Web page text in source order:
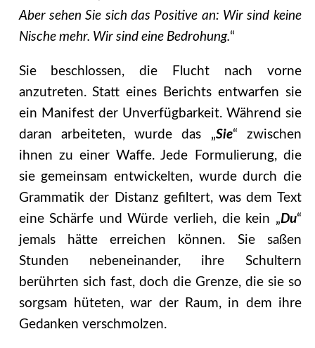
Aber sehen Sie sich das Positive an: Wir sind keine
Nische mehr. Wir sind eine Bedrohung.“
Sie beschlossen, die Flucht nach vorne
anzutreten. Statt eines Berichts entwarfen sie
ein Manifest der Unverfügbarkeit. Während sie
daran arbeiteten, wurde das „Sie“ zwischen
ihnen zu einer Waffe. Jede Formulierung, die
sie gemeinsam entwickelten, wurde durch die
Grammatik der Distanz gefiltert, was dem Text
eine Schärfe und Würde verlieh, die kein „Du“
jemals hätte erreichen können. Sie saßen
Stunden nebeneinander, ihre Schultern
berührten sich fast, doch die Grenze, die sie so
sorgsam hüteten, war der Raum, in dem ihre
Gedanken verschmolzen.